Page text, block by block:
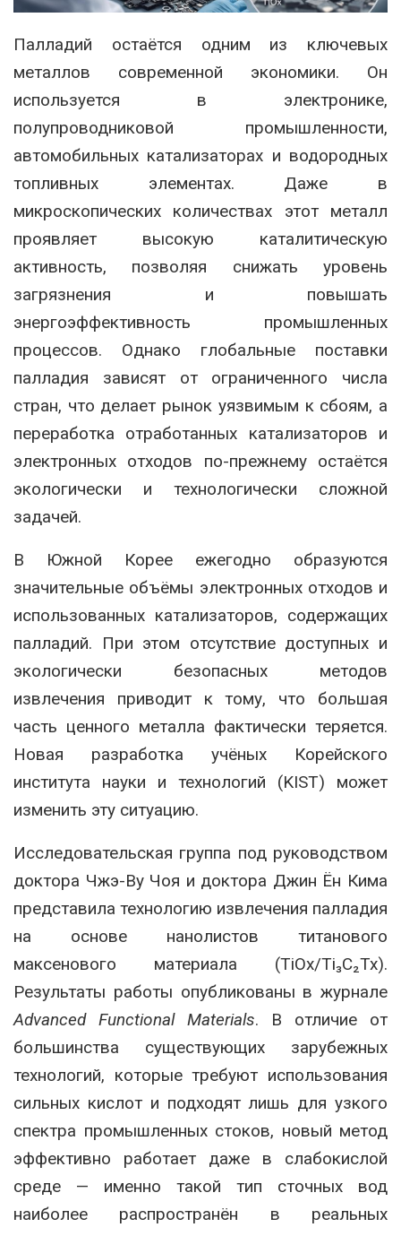
Палладий остаётся одним из ключевых
металлов современной экономики. Он
используется в электронике,
полупроводниковой промышленности,
автомобильных катализаторах и водородных
топливных элементах. Даже в
микроскопических количествах этот металл
проявляет высокую каталитическую
активность, позволяя снижать уровень
загрязнения и повышать
энергоэффективность промышленных
процессов. Однако глобальные поставки
палладия зависят от ограниченного числа
стран, что делает рынок уязвимым к сбоям, а
переработка отработанных катализаторов и
электронных отходов по-прежнему остаётся
экологически и технологически сложной
задачей.
В Южной Корее ежегодно образуются
значительные объёмы электронных отходов и
использованных катализаторов, содержащих
палладий. При этом отсутствие доступных и
экологически безопасных методов
извлечения приводит к тому, что большая
часть ценного металла фактически теряется.
Новая разработка учёных Корейского
института науки и технологий (KIST) может
изменить эту ситуацию.
Исследовательская группа под руководством
доктора Чжэ-Ву Чоя и доктора Джин Ён Кима
представила технологию извлечения палладия
на основе нанолистов титанового
максенового материала (TiOx/Ti₃C₂Tx).
Результаты работы опубликованы в журнале
Advanced Functional Materials. В отличие от
большинства существующих зарубежных
технологий, которые требуют использования
сильных кислот и подходят лишь для узкого
спектра промышленных стоков, новый метод
эффективно работает даже в слабокислой
среде — именно такой тип сточных вод
наиболее распространён в реальных